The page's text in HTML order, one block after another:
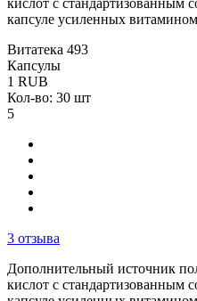
кислот с стандартизованным
капсуле усиленных
Витатека 493
Капсулы
1 RUB
Кол-во: 30 шт
5
3 отзыва
Дополнительный источник
кислот с стандартизованным